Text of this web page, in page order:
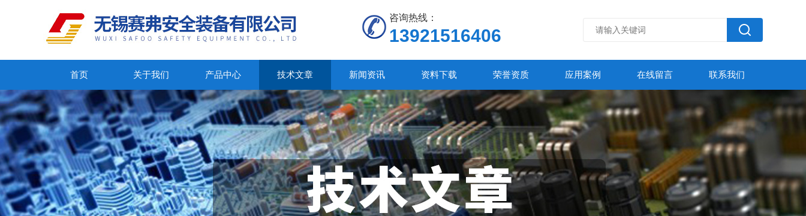
咨询热线：
13921516406
首页 关于我们 产品中心 技术文章 新闻资讯 资料下载 荣誉资质 应用案例 在线留言 联系我们